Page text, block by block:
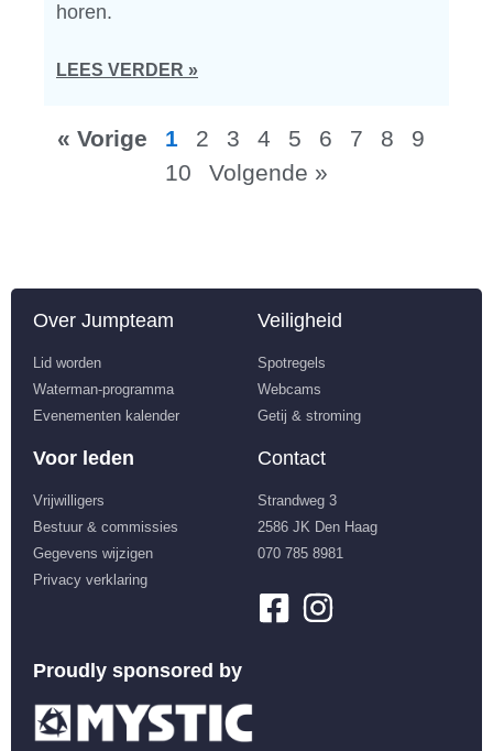
horen.
LEES VERDER »
« Vorige 1 2 3 4 5 6 7 8
9
10
Volgende »
Over Jumpteam
Lid worden
Waterman-programma
Evenementen kalender
Veiligheid
Spotregels
Webcams
Getij & stroming
Voor leden
Vrijwilligers
Bestuur & commissies
Gegevens wijzigen
Privacy verklaring
Contact
Strandweg 3
2586 JK Den Haag
070 785 8981
Proudly sponsored by